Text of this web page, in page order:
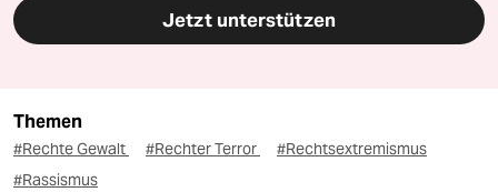
Jetzt unterstützen
Themen
#Rechte Gewalt #Rechter Terror
#Rechtsextremismus
#Rassismus